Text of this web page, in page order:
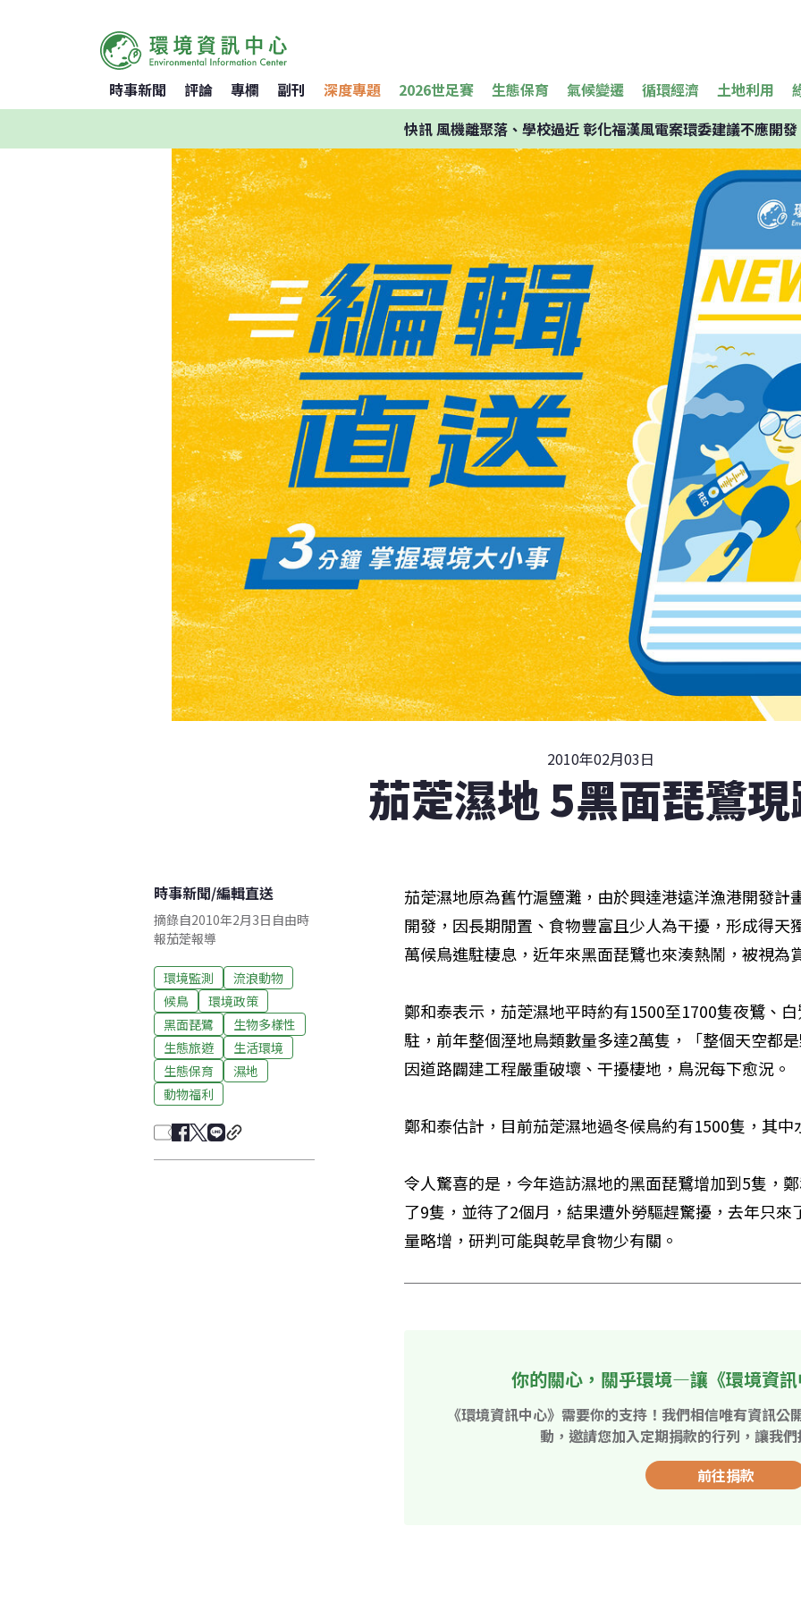
時事新聞 評論 專欄 副刊 深度專題 2026世足賽 生態保育 氣候變遷 循環經濟 土地利用
快訊風機離聚落、學校過近 彰化福漢風電案環委建議不應開發
2010年02月03日
茄萣濕地 5黑面琵鷺
時事新聞/編輯直送
摘錄自2010年2月3日自由時
報茄萣報導
環境監測
流浪動物
候鳥
環境政策
黑面琵鷺
生物多樣性
生態旅遊
生活環境
生態保育
濕地
動物福利
茄萣濕地原為舊竹滬鹽灘，由於興達港遠洋漁港開發計
開發，因長期閒置、食物豐富且少人為干擾，形成得天
萬候鳥進駐棲息，近年來黑面琵鷺也來湊熱鬧，被視為
鄭和泰表示，茄萣濕地平時約有1500至1700隻夜鷺、
駐，前年整個溼地鳥類數量多達2萬隻，「整個天空都
因道路闢建工程嚴重破壞、干擾棲地，鳥況每下愈況。
鄭和泰估計，目前茄萣濕地過冬候鳥約有1500隻，其
令人驚喜的是，今年造訪濕地的黑面琵鷺增加到5隻，
了9隻，並待了2個月，結果遭外勞驅趕驚擾，去年只
量略增，研判可能與乾旱食物少有關。
你的關心，關乎環境—讓《環境資
《環境資訊中心》需要你的支持！我們相信唯有資訊
動，邀請您加入定期捐款的行列，讓我
前往捐款